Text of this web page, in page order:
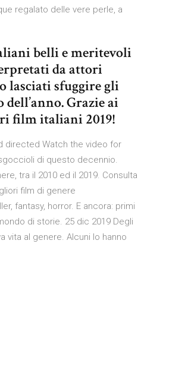
regalato delle vere perle, a
belli e meritevoli
da attori
lasciati sfuggire gli
Grazie ai
film italiani 2019!
directed Watch the video for
di questo decennio.
tra il 2010 ed il 2019. Consulta
film di genere
fantasy, horror. E ancora: primi
di storie. 25 dic 2019 Degli
vita al genere. Alcuni lo hanno